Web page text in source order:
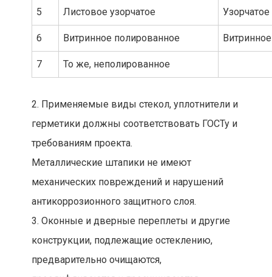
5 Листовое узорчатое Узорчатое
6 Витринное полированное Витринное
7 То же, неполированное
2. Применяемые виды стекол, уплотнители и
герметики должны соответствовать ГОСТу и
требованиям проекта.
Металлические штапики не имеют
механических повреждений и нарушений
антикоррозионного защитного слоя.
3. Оконные и дверные переплеты и другие
конструкции, подлежащие остеклению,
предварительно очищаются,